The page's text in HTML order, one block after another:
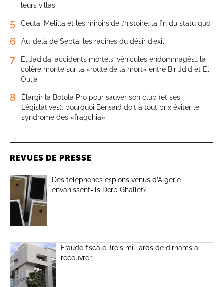
leurs villas
5 Ceuta, Melilla et les miroirs de l’histoire: la fin du statu quo
6 Au-delà de Sebta: les racines du désir d’exil
7
El Jadida: accidents mortels, véhicules endommagés… la
colère monte sur la «route de la mort» entre Bir Jdid et El
Oulja
8
Élargir la Botola Pro pour sauver son club (et ses
Législatives): pourquoi Bensaïd doit à tout prix éviter le
syndrome des «fraqchia»
REVUES DE PRESSE
Des téléphones espions venus d’Algérie
envahissent-ils Derb Ghallef?
Fraude fiscale: trois milliards de dirhams à
recouvrer